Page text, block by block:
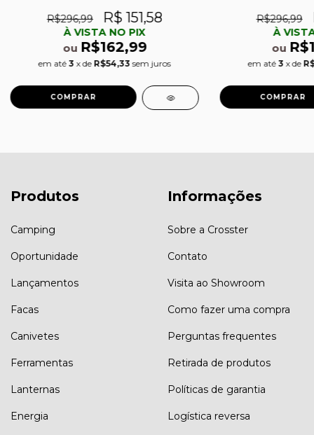
R$296,99 R$ 151,58
À VISTA NO PIX
ou R$162,99
em até 3 x de R$54,33 sem juros
R$296,99
À
ou
em até 3 x de
Produtos
Camping
Oportunidade
Lançamentos
Facas
Canivetes
Ferramentas
Lanternas
Energia
Informações
Sobre a Crosster
Contato
Visita ao Showroom
Como fazer uma compra
Perguntas frequentes
Retirada de produtos
Políticas de garantia
Logística reversa